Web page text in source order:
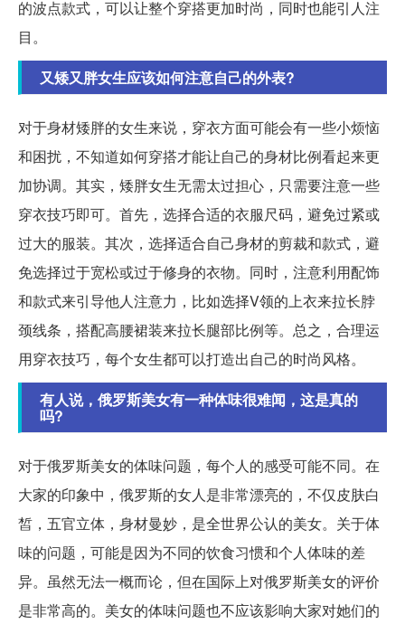
的波点款式，可以让整个穿搭更加时尚，同时也能引人注
目。
又矮又胖女生应该如何注意自己的外表?
对于身材矮胖的女生来说，穿衣方面可能会有一些小烦恼
和困扰，不知道如何穿搭才能让自己的身材比例看起来更
加协调。其实，矮胖女生无需太过担心，只需要注意一些
穿衣技巧即可。首先，选择合适的衣服尺码，避免过紧或
过大的服装。其次，选择适合自己身材的剪裁和款式，避
免选择过于宽松或过于修身的衣物。同时，注意利用配饰
和款式来引导他人注意力，比如选择V领的上衣来拉长脖
颈线条，搭配高腰裙装来拉长腿部比例等。总之，合理运
用穿衣技巧，每个女生都可以打造出自己的时尚风格。
有人说，俄罗斯美女有一种体味很难闻，这是真的
吗?
对于俄罗斯美女的体味问题，每个人的感受可能不同。在
大家的印象中，俄罗斯的女人是非常漂亮的，不仅皮肤白
皙，五官立体，身材曼妙，是全世界公认的美女。关于体
味的问题，可能是因为不同的饮食习惯和个人体味的差
异。虽然无法一概而论，但在国际上对俄罗斯美女的评价
是非常高的。美女的体味问题也不应该影响大家对她们的